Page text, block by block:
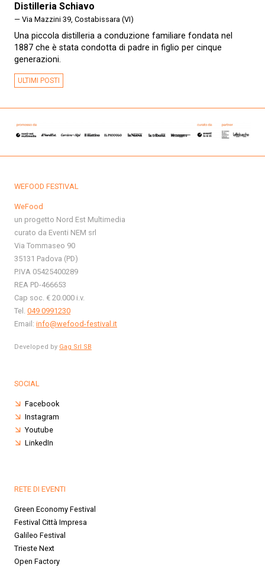
Distilleria Schiavo
— Via Mazzini 39, Costabissara (VI)
Una piccola distilleria a conduzione familiare fondata nel
1887 che è stata condotta di padre in figlio per cinque
generazioni.
ULTIMI POSTI
WEFOOD FESTIVAL
WeFood
un progetto Nord Est Multimedia
curato da Eventi NEM srl
Via Tommaseo 90
35131 Padova (PD)
P.IVA 05425400289
REA PD-466653
Cap soc. € 20.000 i.v.
Tel. 049 0991230
Email: info@wefood-festival.it
Developed by Gag Srl SB
SOCIAL
Facebook
Instagram
Youtube
LinkedIn
RETE DI EVENTI
Green Economy Festival
Festival Città Impresa
Galileo Festival
Trieste Next
Open Factory